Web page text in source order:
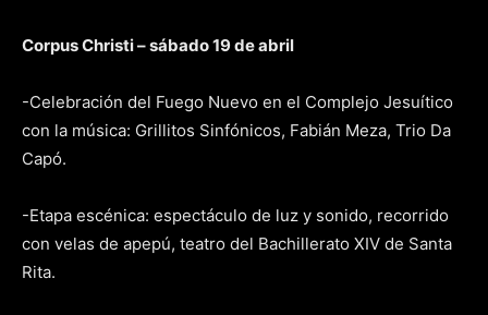
Corpus Christi – sábado 19 de abril
-Celebración del Fuego Nuevo en el Complejo Jesuítico
con la música: Grillitos Sinfónicos, Fabián Meza, Trio Da
Capó.
-Etapa escénica: espectáculo de luz y sonido, recorrido
con velas de apepú, teatro del Bachillerato XIV de Santa
Rita.